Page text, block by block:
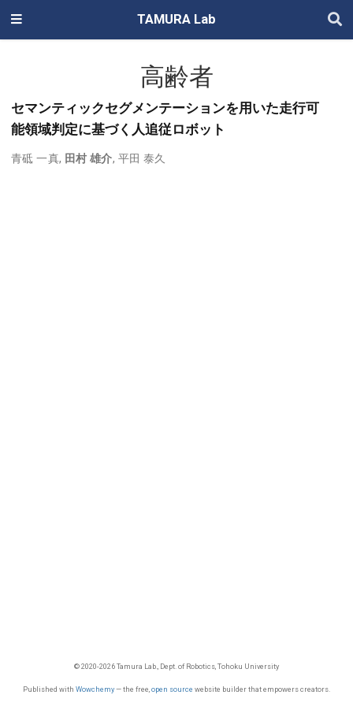
TAMURA Lab
高齢者
セマンティックセグメンテーションを用いた走行可
能領域判定に基づく人追従ロボット
青砥 一真, 田村 雄介, 平田 泰久
© 2020-2026 Tamura Lab., Dept. of Robotics, Tohoku University
Published with Wowchemy— the free, open source website builder that empowers creators.